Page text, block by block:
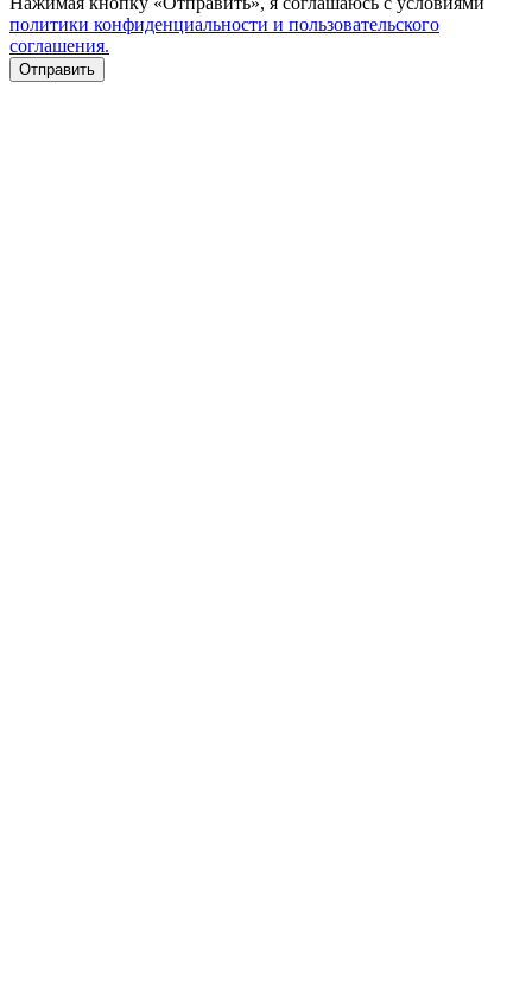
политики конфиденциальности и пользовательского
соглашения.
Отправить